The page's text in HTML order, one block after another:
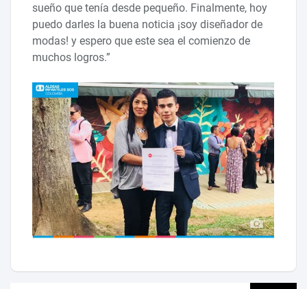
sueño que tenía desde pequeño. Finalmente, hoy
puedo darles la buena noticia ¡soy diseñador de
modas! y espero que este sea el comienzo de
muchos logros.”